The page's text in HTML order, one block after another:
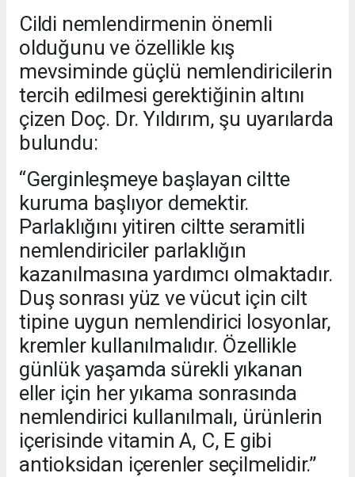
Cildi nemlendirmenin önemli
olduğunu ve özellikle kış
mevsiminde güçlü nemlendiricilerin
tercih edilmesi gerektiğinin altını
çizen Doç. Dr. Yıldırım, şu uyarılarda
bulundu:
“Gerginleşmeye başlayan ciltte
kuruma başlıyor demektir.
Parlaklığını yitiren ciltte seramitli
nemlendiriciler parlaklığın
kazanılmasına yardımcı olmaktadır.
Duş sonrası yüz ve vücut için cilt
tipine uygun nemlendirici losyonlar,
kremler kullanılmalıdır. Özellikle
günlük yaşamda sürekli yıkanan
eller için her yıkama sonrasında
nemlendirici kullanılmalı, ürünlerin
içerisinde vitamin A, C, E gibi
antioksidan içerenler seçilmelidir.”